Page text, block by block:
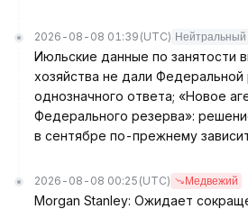
2026-08-08 01:39 (UTC) Нейтральный
Июльские данные по занятости
хозяйства не дали
однозначного ответа; «Новое
Федерального резерва»:
в сентябре по-прежнему
2026-08-08 00:25 (UTC) Медвежий
Morgan Stanley: Ожидает